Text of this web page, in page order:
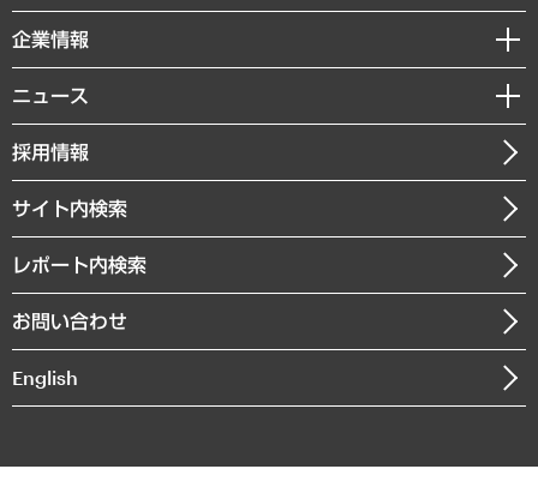
共生・ダイバーシティ
GRC（ガバナンス・リスク・コンプライアンス）・防災（政策）
経済・産業・雇用・労働
まちづくり・観光・交通・スポーツ・スマートシティ
自然資源・農林水産業・食料システム
レポート
コラム
経営用語集
受託・受注実績（官公庁関連）
メディア掲載・出演
セミナー・イベント情報
MUFGビジネスセミナー
受託案件情報
企業情報
私たちの想い
社長メッセージ
会社概要
沿革
組織図・本部部室紹介
インドネシア現地法人
個人情報保護方針
ニュース
ニュースリリース
お知らせ
採用情報
サイト内検索
レポート内検索
お問い合わせ
English